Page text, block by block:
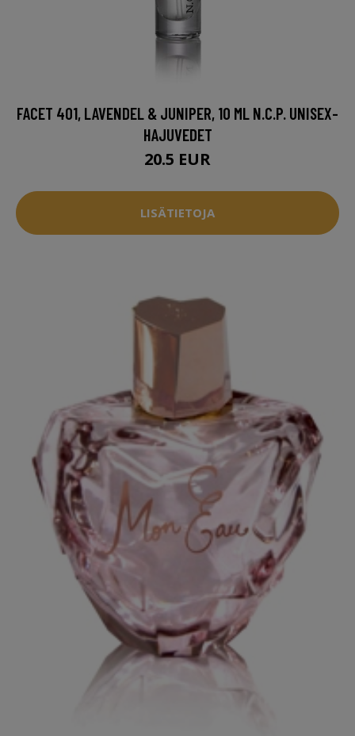
FACET 401, LAVENDEL & JUNIPER, 10 ML N.C.P. UNISEX-
HAJUVEDET
20.5 EUR
LISÄTIETOJA